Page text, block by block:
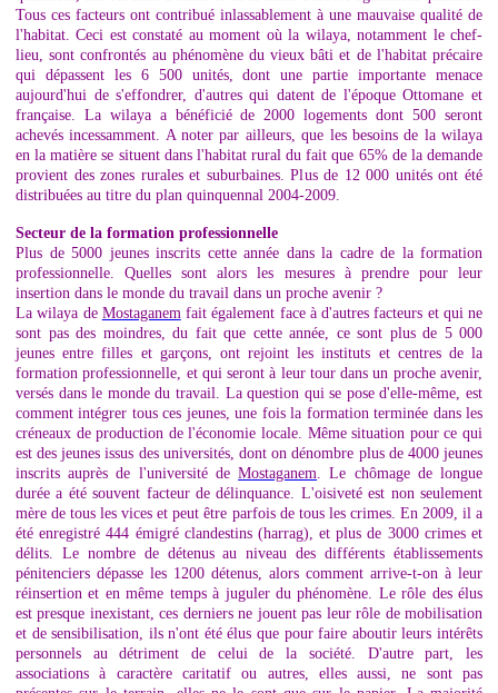
Tous ces facteurs ont contribué inlassablement à une mauvaise qualité de
l'habitat. Ceci est constaté au moment où la wilaya, notamment le chef-
lieu, sont confrontés au phénomène du vieux bâti et de l'habitat précaire
qui dépassent les 6 500 unités, dont une partie importante menace
aujourd'hui de s'effondrer, d'autres qui datent de l'époque Ottomane et
française. La wilaya a bénéficié de 2000 logements dont 500 seront
achevés incessamment. A noter par ailleurs, que les besoins de la wilaya
en la matière se situent dans l'habitat rural du fait que 65% de la demande
provient des zones rurales et suburbaines. Plus de 12 000 unités ont été
distribuées au titre du plan quinquennal 2004-2009.
Secteur de la formation professionnelle
Plus de 5000 jeunes inscrits cette année dans la cadre de la formation
professionnelle. Quelles sont alors les mesures à prendre pour leur
insertion dans le monde du travail dans un proche avenir ?
La wilaya de Mostaganemfait également face à d'autres facteurs et qui ne
sont pas des moindres, du fait que cette année, ce sont plus de 5 000
jeunes entre filles et garçons, ont rejoint les instituts et centres de la
formation professionnelle, et qui seront à leur tour dans un proche avenir,
versés dans le monde du travail. La question qui se pose d'elle-même, est
comment intégrer tous ces jeunes, une fois la formation terminée dans les
créneaux de production de l'économie locale. Même situation pour ce qui
est des jeunes issus des universités, dont on dénombre plus de 4000 jeunes
inscrits auprès de l'université deMostaganem. Le chômage de longue
durée a été souvent facteur de délinquance. L'oisiveté est non seulement
mère de tous les vices et peut être parfois de tous les crimes. En 2009, il a
été enregistré 444 émigré clandestins (harrag), et plus de 3000 crimes et
délits. Le nombre de détenus au niveau des différents établissements
pénitenciers dépasse les 1200 détenus, alors comment arrive-t-on à leur
réinsertion et en même temps à juguler du phénomène. Le rôle des élus
est presque inexistant, ces derniers ne jouent pas leur rôle de mobilisation
et de sensibilisation, ils n'ont été élus que pour faire aboutir leurs intérêts
personnels au détriment de celui de la société. D'autre part, les
associations à caractère caritatif ou autres, elles aussi, ne sont pas